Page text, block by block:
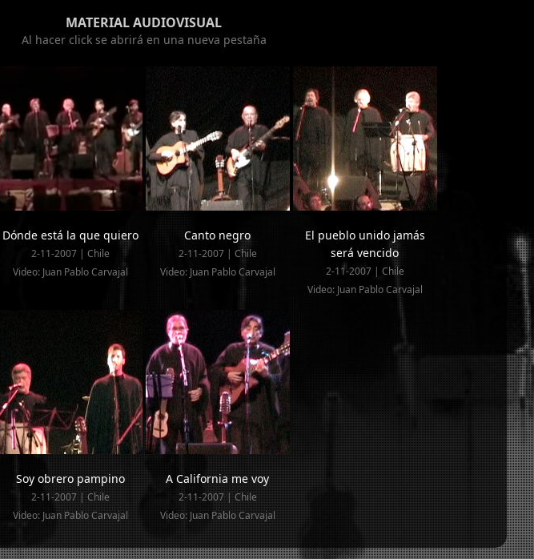
MATERIAL AUDIOVISUAL
Al hacer click se abrirá en una nueva pestaña
Dónde está la que quiero
2-11-2007 | Chile
Video: Juan Pablo Carvajal
Canto negro
2-11-2007 | Chile
Video: Juan Pablo Carvajal
El pueblo unido jamás
será vencido
2-11-2007 | Chile
Video: Juan Pablo Carvajal
Soy obrero pampino
2-11-2007 | Chile
Video: Juan Pablo Carvajal
A California me voy
2-11-2007 | Chile
Video: Juan Pablo Carvajal